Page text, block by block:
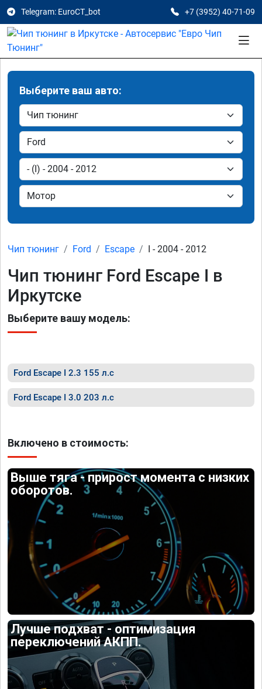
Telegram: EuroCT_bot +7 (3952) 40-71-09
Выберите ваш авто:
Чип тюнинг Ford Escape I - 2004 - 2012
Чип тюнинг Ford Escape I в
Иркутске
Выберите вашу модель:
Ford Escape I 2.3 155 л.с
Ford Escape I 3.0 203 л.с
Включено в стоимость:
Выше тяга - прирост момента с низких
оборотов.
Лучше подхват - оптимизация
переключений АКПП.